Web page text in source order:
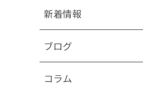
新着情報
ブログ
コラム